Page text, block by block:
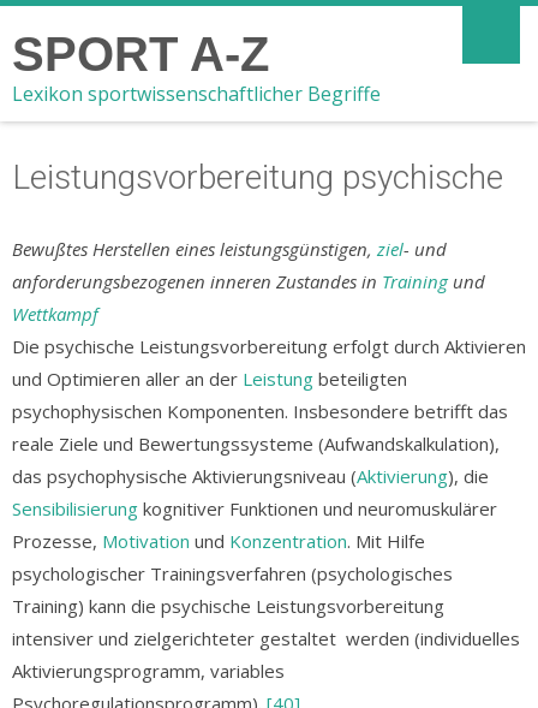
SPORT A-Z
Lexikon sportwissenschaftlicher Begriffe
Leistungsvorbereitung psychische
Bewußtes Herstellen eines leistungsgünstigen,ziel- und
anforderungsbezogenen inneren Zustandes in Trainingund
Wettkampf
Die psychische Leistungsvorbereitung erfolgt durch Aktivieren
und Optimieren aller an der Leistung beteiligten
psychophysischen Komponenten. Insbesondere betrifft das
reale Ziele und Bewertungssysteme (Aufwandskalkulation),
das psychophysische Aktivierungsniveau (Aktivierung), die
Sensibilisierung kognitiver Funktionen und neuromuskulärer
Prozesse, Motivation und Konzentration. Mit Hilfe
psychologischer Trainingsverfahren (psychologisches
Training) kann die psychische Leistungsvorbereitung
intensiver und zielgerichteter gestaltet werden (individuelles
Aktivierungsprogramm, variables
Psychoregulationsprogramm). [40]